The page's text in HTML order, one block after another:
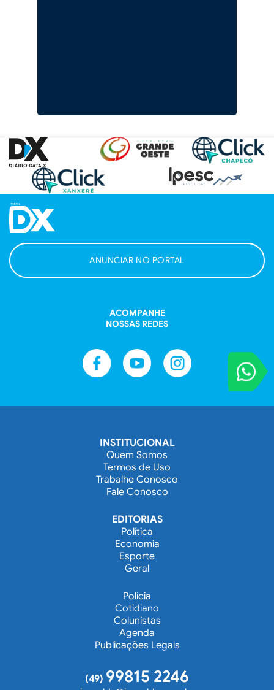
VOCÊ
Entre em
ANUNCIAR NO PORTAL
ACOMPANHE
NOSSAS REDES
INSTITUCIONAL
Quem Somos
Termos de Uso
Trabalhe Conosco
Fale Conosco
EDITORIAS
Política
Economia
Esporte
Geral
Polícia
Cotidiano
Colunistas
Agenda
Publicações Legais
(49) 99815 2246